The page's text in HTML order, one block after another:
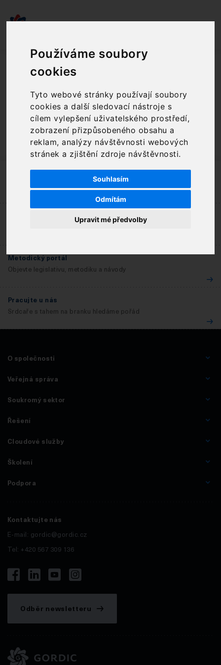
Používáme soubory
cookies
Tyto webové stránky používají soubory
cookies a další sledovací nástroje s
cílem vylepšení uživatelského prostředí,
zobrazení přizpůsobeného obsahu a
reklam, analýzy návštěvnosti webových
stránek a zjištění zdroje návštěvnosti.
Souhlasím
Odmítám
Upravit mé předvolby
Metodická podpora
- min
Tisk
Poptávka
Napište nám a zjistěte, co pro vás můžeme udělat
Prohlédněte si nabídku našich vzdělávacích aktivit
Metodický portál
Objevte legislativu, metodiku a návody
Pracujte u nás
Srdcaře s tahem na branku hledáme pořád
O společnosti
Veřejná správa
Soukromý sektor
Řešení
Cloudové služby
Školení
Podpora
Kontaktujte nás
E-mail: gordic@gordic.cz
Tel: +420 567 309 136
Odběr newsletteru